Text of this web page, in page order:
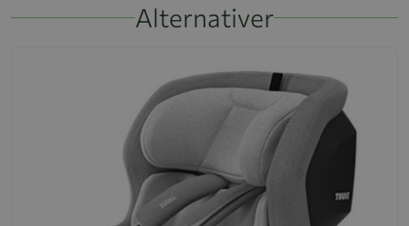
Alternativer